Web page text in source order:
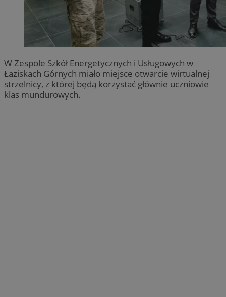
W Zespole Szkół Energetycznych i Usługowych w
Łaziskach Górnych miało miejsce otwarcie wirtualnej
strzelnicy, z której będą korzystać głównie uczniowie
klas mundurowych.